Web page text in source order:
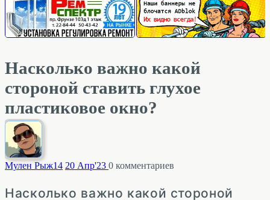
Насколько важно какой
стороной ставить глухое
пластиковое окно?
Мулен Рыж14 20 Апр'23 0 комментариев
Насколько важно какой стороной